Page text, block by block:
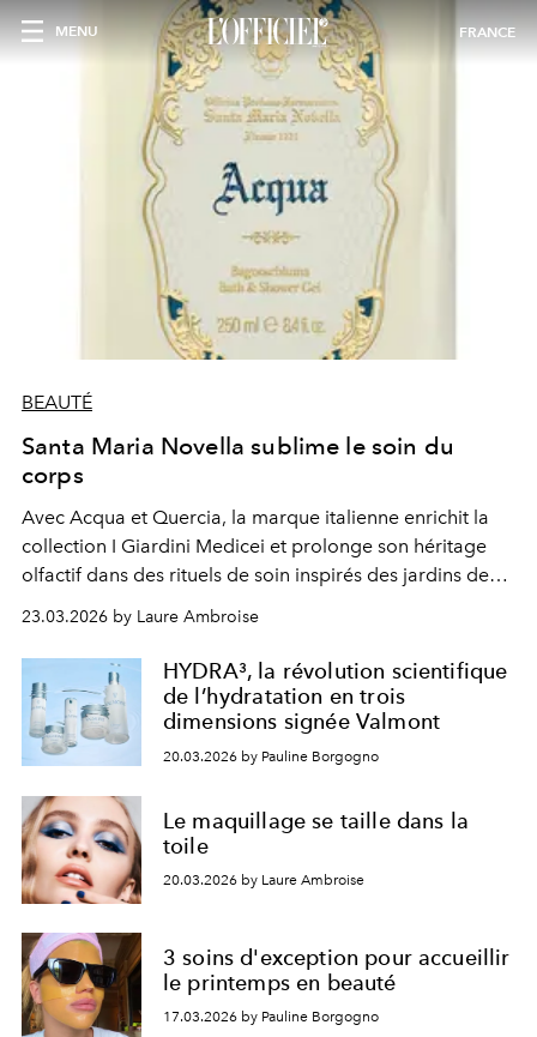
MENU FRANCE
BEAUTÉ
Santa Maria Novella sublime le soin du
corps
Avec Acqua et Quercia, la marque italienne enrichit la
collection I Giardini Medicei et prolonge son héritage
olfactif dans des rituels de soin inspirés des jardins des
23.03.2026 by Laure Ambroise
HYDRA³, la révolution scientifique
de l’hydratation en trois
dimensions signée Valmont
20.03.2026 by Pauline Borgogno
Le maquillage se taille dans la
toile
20.03.2026 by Laure Ambroise
3 soins d'exception pour accueillir
le printemps en beauté
17.03.2026 by Pauline Borgogno